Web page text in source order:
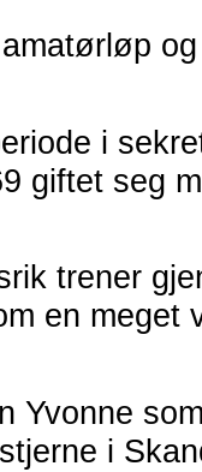
i
giftet seg
trener
en meget
Yvonne
i